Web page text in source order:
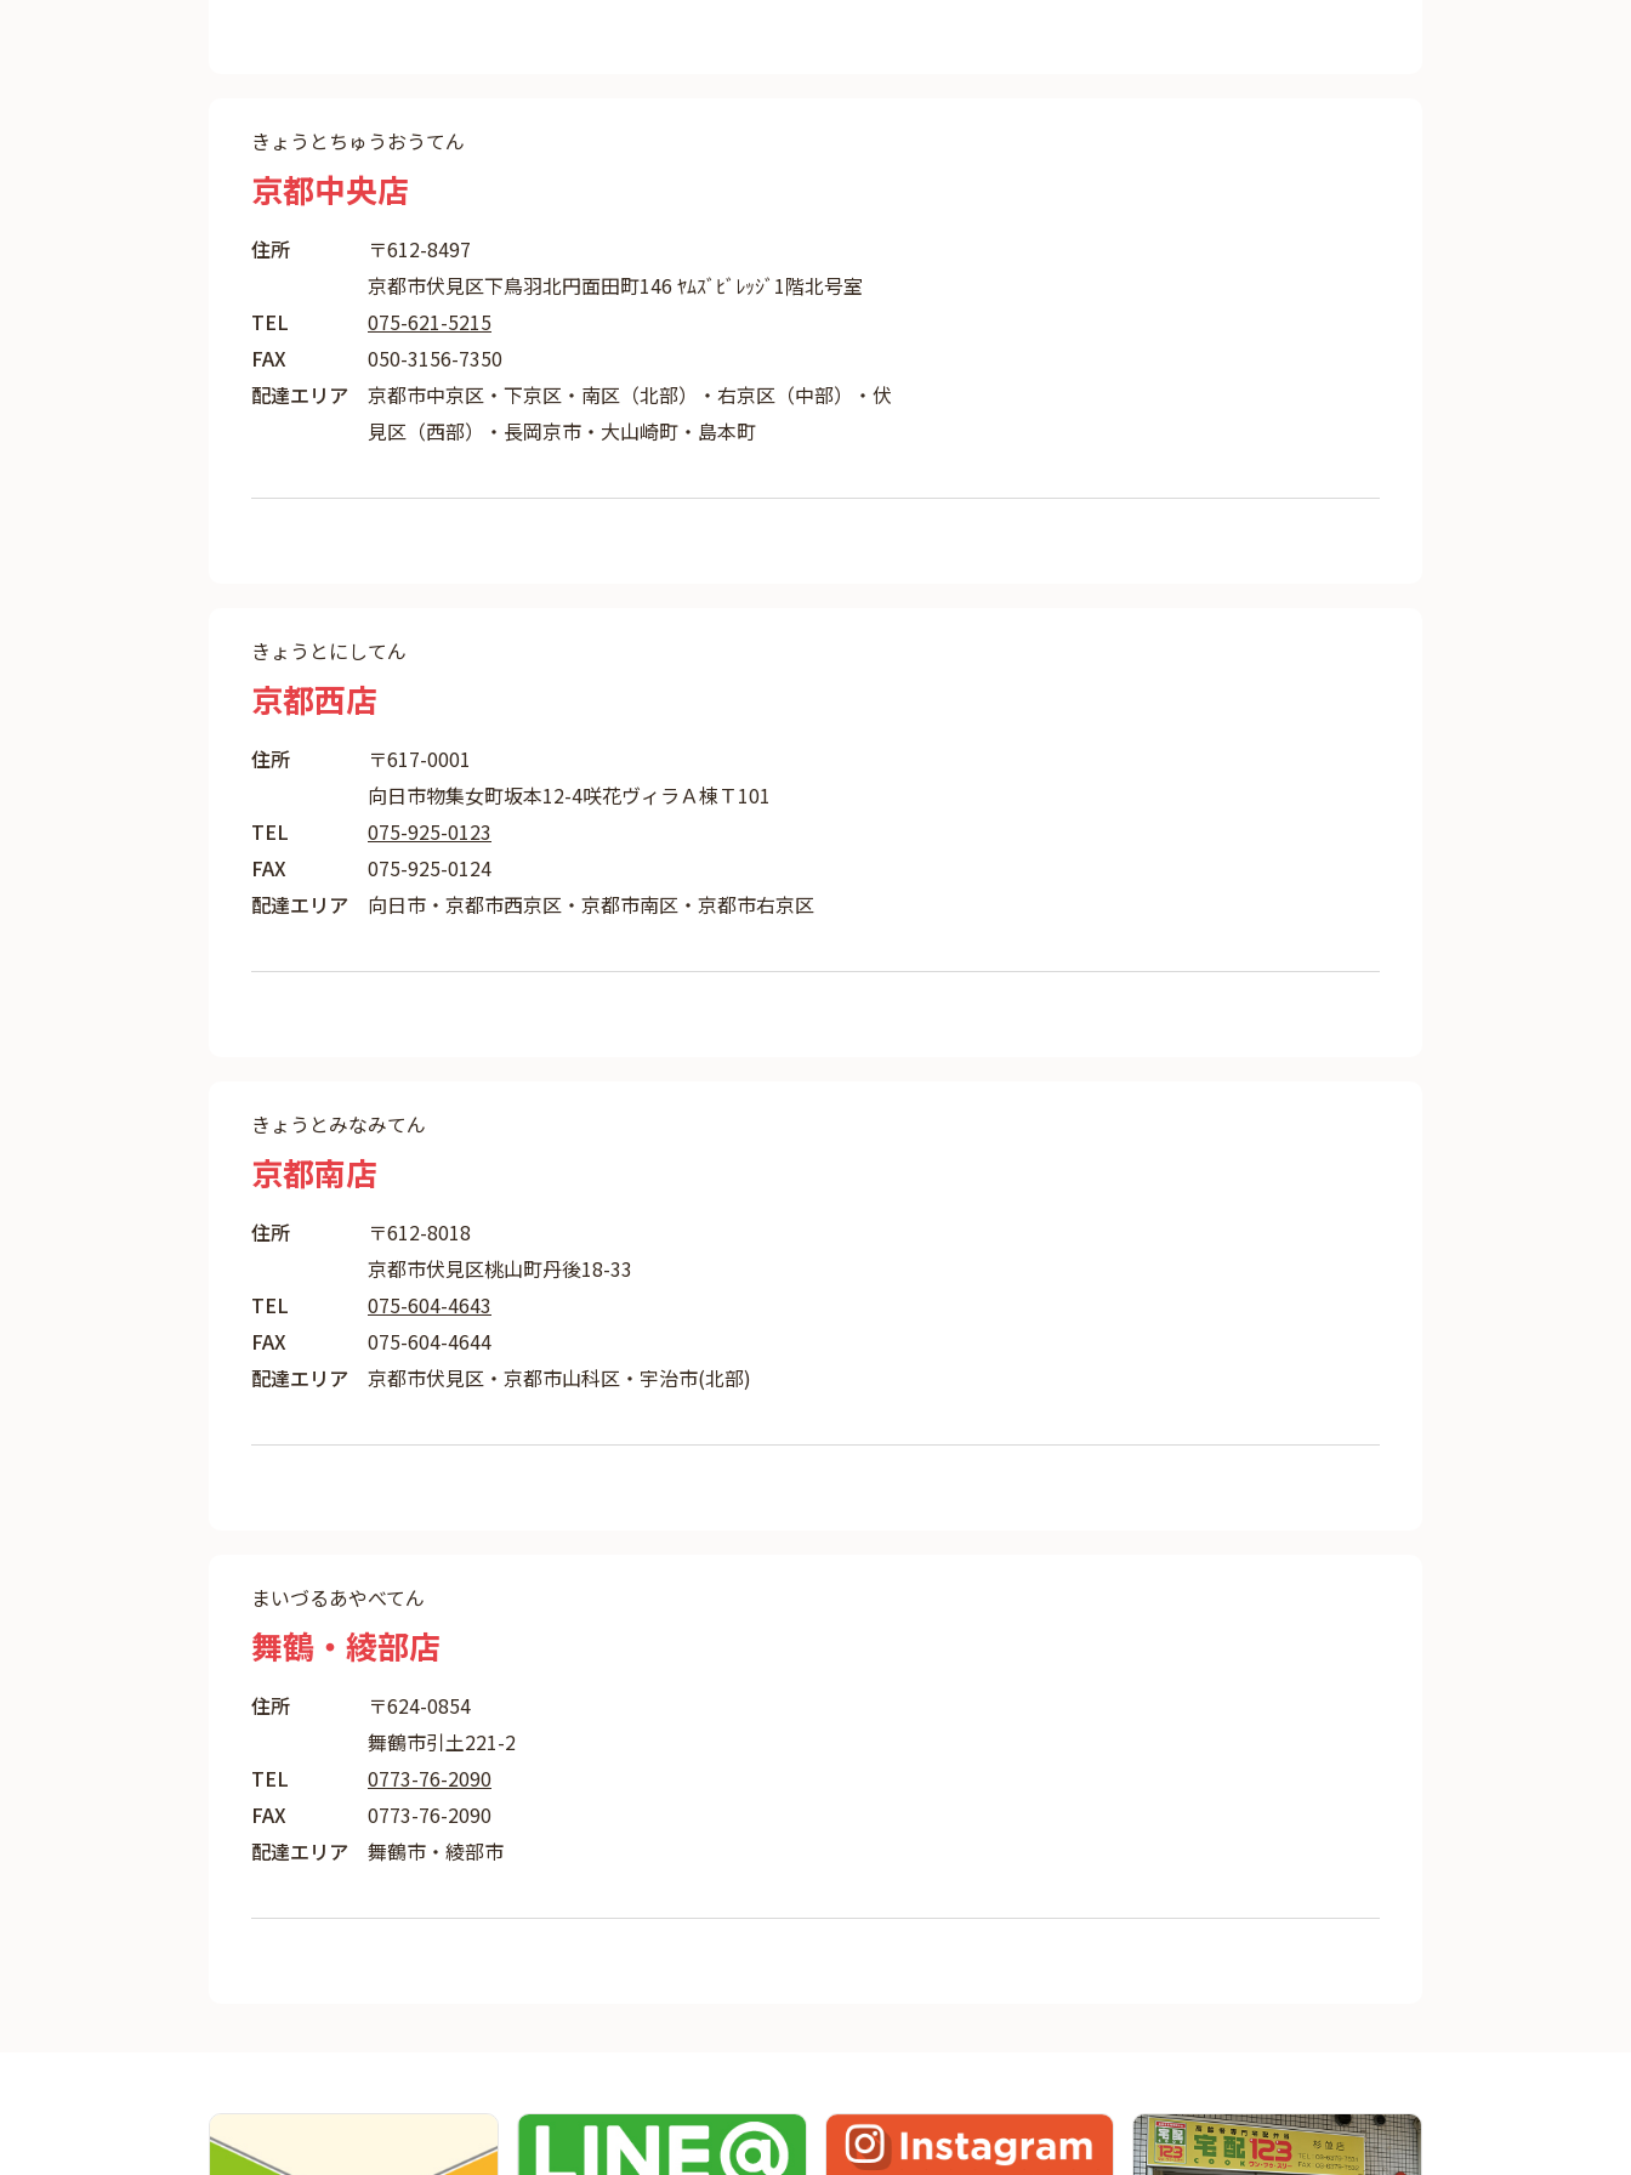
きょうとちゅうおうてん
京都中央店
住所
〒612-8497
京都市伏見区下鳥羽北円面田町146 ﾔﾑｽﾞﾋﾞﾚｯｼﾞ1階北号室
TEL
075-621-5215
FAX
050-3156-7350
配達エリア
京都市中京区・下京区・南区（北部）・右京区（中部）・伏
見区（西部）・長岡京市・大山崎町・島本町
きょうとにしてん
京都西店
住所
〒617-0001
向日市物集女町坂本12-4咲花ヴィラＡ棟Ｔ101
TEL
075-925-0123
FAX
075-925-0124
配達エリア
向日市・京都市西京区・京都市南区・京都市右京区
きょうとみなみてん
京都南店
住所
〒612-8018
京都市伏見区桃山町丹後18-33
TEL
075-604-4643
FAX
075-604-4644
配達エリア
京都市伏見区・京都市山科区・宇治市(北部)
まいづるあやべてん
舞鶴・綾部店
住所
〒624-0854
舞鶴市引土221-2
TEL
0773-76-2090
FAX
0773-76-2090
配達エリア
舞鶴市・綾部市